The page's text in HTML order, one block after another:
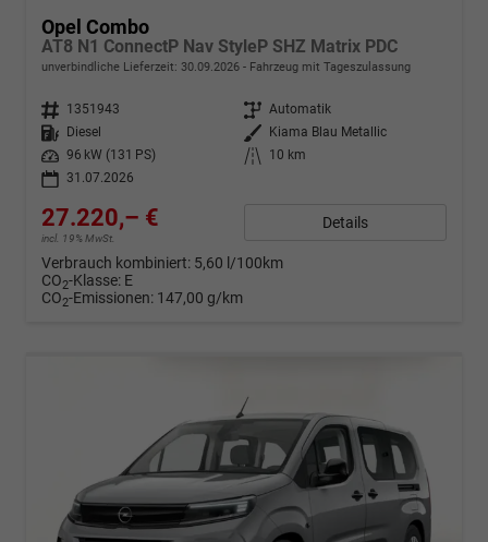
Opel Combo
AT8 N1 ConnectP Nav StyleP SHZ Matrix PDC
unverbindliche Lieferzeit: 30.09.2026 Fahrzeug mit Tageszulassung
Fahrzeugnr. 1351943 Getriebe Automatik
Kraftstoff
Diesel Außenfarbe
Kiama Blau Metallic
Leistung
96 kW (131 PS) Kilometerstand
10 km
31.07.2026
27.220,– €
incl. 19% MwSt.
Details
Verbrauch kombiniert: 5,60 l/100km
CO2-Klasse: E
CO2-Emissionen: 147,00 g/km